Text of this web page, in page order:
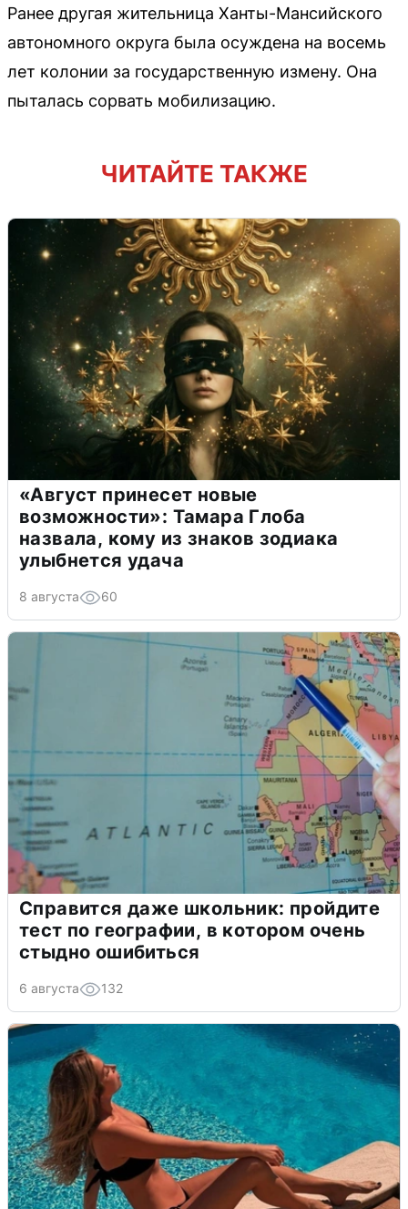
Ранее другая жительница Ханты-Мансийского
автономного округа была осуждена на восемь
лет колонии за государственную измену. Она
пыталась сорвать мобилизацию.
ЧИТАЙТЕ ТАКЖЕ
«Август принесет новые
возможности»: Тамара Глоба
назвала, кому из знаков зодиака
улыбнется удача
8 августа 60
Справится даже школьник: пройдите
тест по географии, в котором очень
стыдно ошибиться
6 августа 132